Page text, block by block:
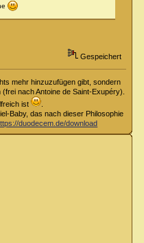
Gespeichert
mehr hinzuzufügen gibt, sondern
nach Antoine de Saint-Exupéry).
ist
Baby, das nach dieser Philosophie
duodecem.de/download